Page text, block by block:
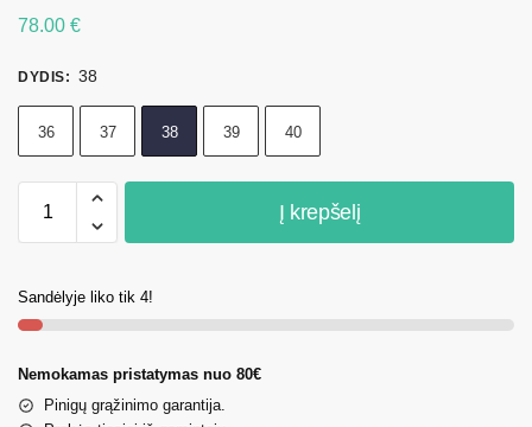
78.00 €
DYDIS: 38
36 37 38 39 40
Į krepšelį
Sandėlyje liko tik 4!
Nemokamas pristatymas nuo 80€
Pinigų grąžinimo garantija.